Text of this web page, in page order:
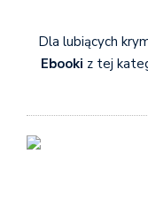
Dla lubiących
Ebooki z tej